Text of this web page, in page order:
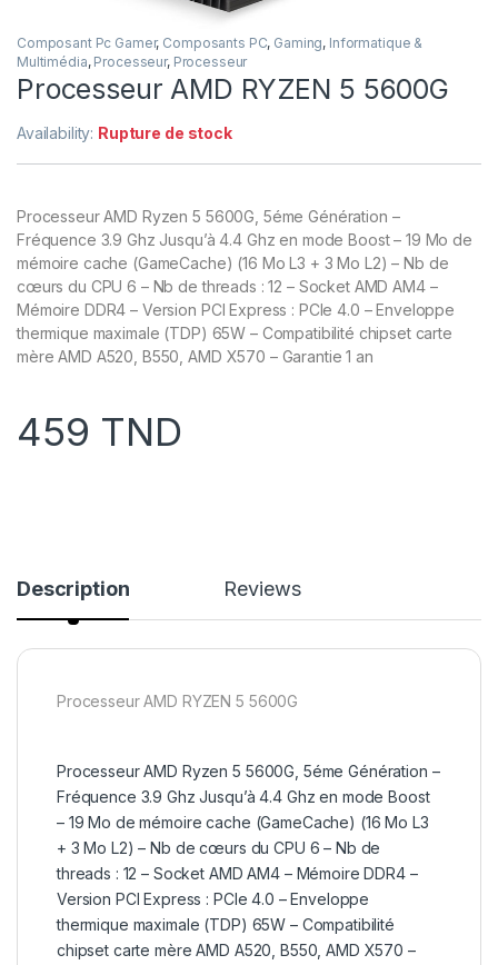
Composant Pc Gamer, Composants PC, Gaming, Informatique &
Multimédia, Processeur, Processeur
Processeur AMD RYZEN 5 5600G
Availability: Rupture de stock
Processeur AMD Ryzen 5 5600G, 5éme Génération –
Fréquence 3.9 Ghz Jusqu’à 4.4 Ghz en mode Boost – 19 Mo de
mémoire cache (GameCache) (16 Mo L3 + 3 Mo L2) – Nb de
cœurs du CPU 6 – Nb de threads : 12 – Socket AMD AM4 –
Mémoire DDR4 – Version PCI Express : PCIe 4.0 – Enveloppe
thermique maximale (TDP) 65W – Compatibilité chipset carte
mère AMD A520, B550, AMD X570 – Garantie 1 an
459 TND
Description Reviews
Processeur AMD RYZEN 5 5600G
Processeur AMD Ryzen 5 5600G, 5éme Génération –
Fréquence 3.9 Ghz Jusqu’à 4.4 Ghz en mode Boost
– 19 Mo de mémoire cache (GameCache) (16 Mo L3
+ 3 Mo L2) – Nb de cœurs du CPU 6 – Nb de
threads : 12 – Socket AMD AM4 – Mémoire DDR4 –
Version PCI Express : PCIe 4.0 – Enveloppe
thermique maximale (TDP) 65W – Compatibilité
chipset carte mère AMD A520, B550, AMD X570 –